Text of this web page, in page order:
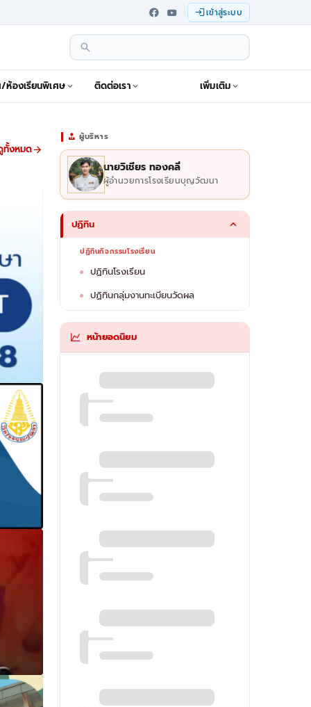
เข้าสู่ระบบ
/ห้องเรียนพิเศษ ติดต่อเรา เพิ่มเติม
ทั้งหมด
ผู้บริหาร
นายวิเชียร ทองคลี่
ผู้อำนวยการโรงเรียนบุญวัฒนา
ปฏิทิน
ปฏิทินกิจกรรมโรงเรียน
ปฏิทินโรงเรียน
ปฏิทินกลุ่มงานทะเบียนวัดผล
หน้ายอดนิยม